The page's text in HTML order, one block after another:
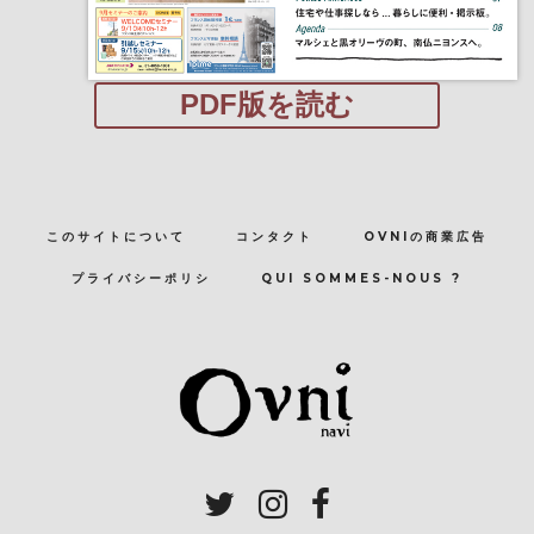
PDF版を読む
このサイトについて コンタクト OVNIの商業広告
プライバシーポリシ QUI SOMMES-NOUS ?